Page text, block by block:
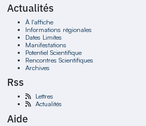
Actualités
À l'affiche
Informations régionales
Dates Limites
Manifestations
Potentiel Scientifique
Rencontres Scientifiques
Archives
Rss
Lettres
Actualités
Aide